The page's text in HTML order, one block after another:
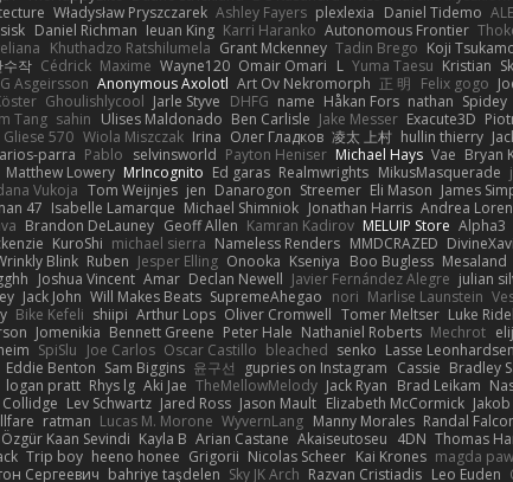
Władysław Pryszczarek Ashley Fayers plexlexia Daniel Tidemo
Daniel Richman Ieuan King Karri Haranko Autonomous Frontier
Khuthadzo Ratshilumela Grant Mckenney Tadin Brego Koji
수작 Cédrick Maxime Wayne120 Omair Omari L Yuma Taesu Kristian
Asgeirsson Anonymous Axolotl Art Ov Nekromorph 正 明 Felix gogo
Ghoulishlycool Jarle Styve DHFG name Håkan Fors nathan Spidey
Tang sahin Ulises Maldonado Ben Carlisle Jake Messer Exacute3D
Gliese 570 Wiola Miszczak Irina Олег Гладков 凌太 上村 hullin thierry
parra Pablo selvinsworld Payton Heniser Michael Hays Vae Bryan
Matthew Lowery MrIncognito Ed garas Realmwrights MikusMasquerade
Vukoja Tom Weijnjes jen Danarogon Streemer Eli Mason James
47 Isabelle Lamarque Michael Shimniok Jonathan Harris Andrea
Brandon DeLauney Geoff Allen Kamran Kadirov MELUIP Store Alpha3
KuroShi michael sierra Nameless Renders MMDCRAZED
Blink Ruben Jesper Elling Onooka Kseniya Boo Bugless Mesaland
Joshua Vincent Amar Declan Newell Javier Fernández Alegre julian
Jack John Will Makes Beats SupremeAhegao nori Marlise Launstein
Bike Kefeli shiipi Arthur Lops Oliver Cromwell Tomer Meltser Luke
Jomenikia Bennett Greene Peter Hale Nathaniel Roberts Mechrot
SpiSlu Joe Carlos Oscar Castillo bleached senko Lasse Leonhardsen
Eddie Benton Sam Biggins 윤구선 gupries on Instagram Cassie Bradley
logan pratt Rhys lg Aki Jae TheMellowMelody Jack Ryan Brad Leikam
Lev Schwartz Jared Ross Jason Mault Elizabeth McCormick
ratman Lucas M. Morone WyvernLang Manny Morales Randal
Özgür Kaan Sevindi Kayla B Arian Castane Akaiseutoseu 4DN Thomas
Trip boy heeno honee Grigorii Nicolas Scheer Kai Krones magda
Сергеевич bahriye taşdelen Sky JK Arch Razvan Cristiadis Leo Euden